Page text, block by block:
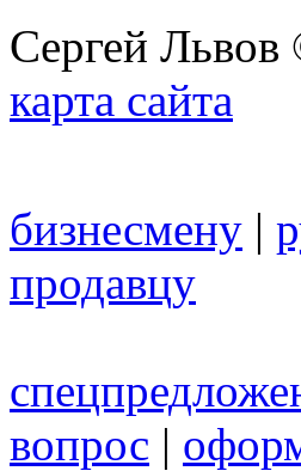
Сергей Львов
карта сайта
бизнесмену |
продавцу
вопрос |